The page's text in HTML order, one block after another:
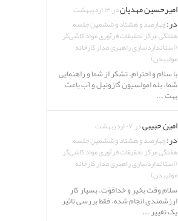
امیرحسین مهدیاندر ۱۴ اردیبهشت
در:چهارصد و هشتاد و ششمین جلسه
هفتگی مرکز تحقیقات فرآوری مواد کاشی‌گر
(استانداردسازی راهبری مدار کارخانه
مولیبدن)
با سلام و احترام. تشکر از شما و راهنمایی
شما. بله امولسیون گازوئیل و آب باعث
بهت ...
امین حبیبیدر ۰۷ اردیبهشت
در:چهارصد و هشتاد و ششمین جلسه
هفتگی مرکز تحقیقات فرآوری مواد کاشی‌گر
(استانداردسازی راهبری مدار کارخانه
مولیبدن)
سلام وقت بخیر و خداقوّت. بسیار کار
ارزشمندی انجام شده. فقط بررسی تاثیر
یک تغییر ...